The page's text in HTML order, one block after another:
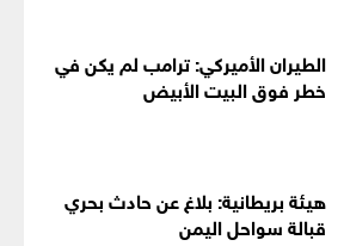
الطيران الأميركي: ترامب لم يكن في
خطر فوق البيت الأبيض
هيئة بريطانية: بلاغ عن حادث بحري
قبالة سواحل اليمن